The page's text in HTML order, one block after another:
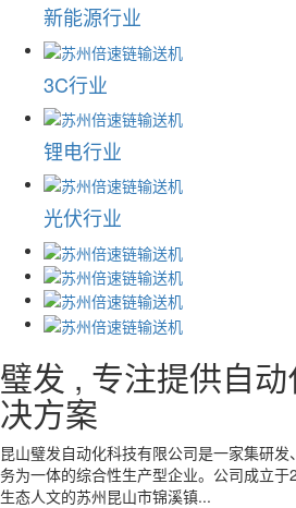
新能源行业
3C行业
锂电行业
光伏行业
璧发 , 专注提供自
决方案
昆山璧发自动化科技有限公司是一家集研
务为一体的综合性生产型企业。公司成立
生态人文的苏州昆山市锦溪镇...